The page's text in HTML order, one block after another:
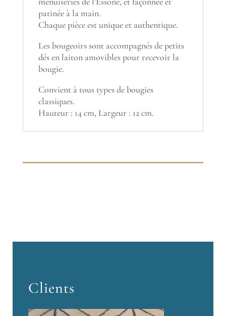
patinée à la main.
Chaque pièce est unique et authentique.
Les bougeoirs sont accompagnés de petits
dés en laiton amovibles pour recevoir la
bougie.
Convient à tous types de bougies
classiques.
Hauteur : 14 cm, Largeur : 12 cm.
Clients